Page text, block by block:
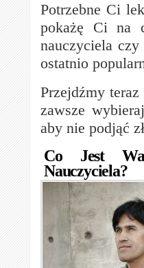
Potrzebne Ci
pokażę Ci na
nauczyciela
ostatnio
Przejdźmy
zawsze
aby nie podjąć
Co Jest
Nauczyciela?